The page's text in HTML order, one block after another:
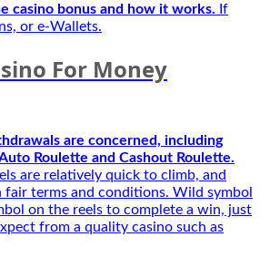
casino bonus and how it works. If
or e-Wallets.
For Money
are concerned, including
Roulette and Cashout Roulette.
are relatively quick to climb, and
fair terms and conditions. Wild symbol
on the reels to complete a win, just
from a quality casino such as